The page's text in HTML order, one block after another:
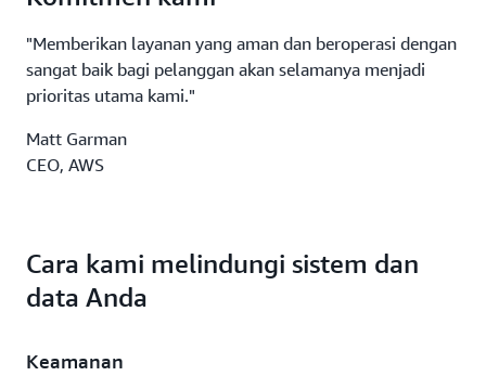
"Memberikan layanan yang aman dan beroperasi dengan
sangat baik bagi pelanggan akan selamanya menjadi
prioritas utama kami."
Matt Garman
CEO, AWS
Cara kami melindungi sistem dan
data Anda
Keamanan